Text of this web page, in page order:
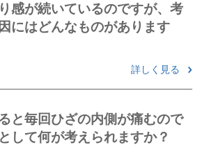
感が続いているのですが、考
にはどんなものがあります
詳しく見る
と毎回ひざの内側が痛むので
して何が考えられますか？